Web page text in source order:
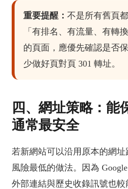
重要提醒： 不是所有舊頁
「有排名、有流量、有轉
的頁面，應優先確認是否
少做好頁對頁 301 轉址。
四、網址策略：能
通常最安全
若新網站可以沿用原本的網址
風險最低的做法。因為
外部連結與歷史收錄訊號也較